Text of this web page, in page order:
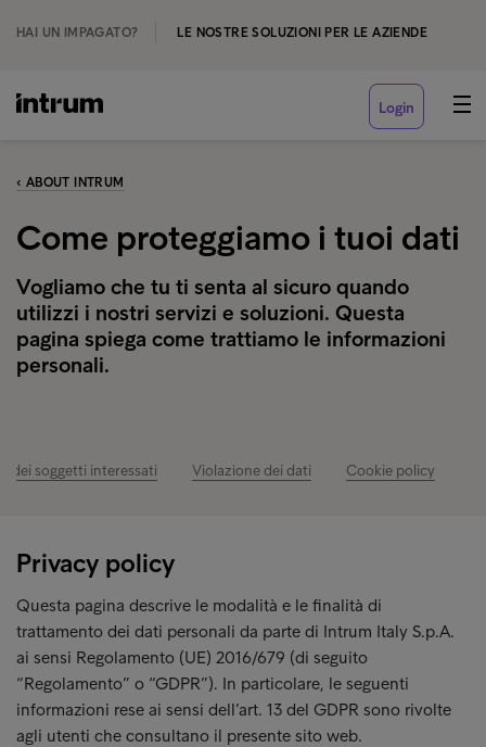
HAI UN IMPAGATO? LE NOSTRE SOLUZIONI PER LE AZIENDE
Login
‹ ABOUT INTRUM
Come proteggiamo i tuoi dati
Vogliamo che tu ti senta al sicuro quando
utilizzi i nostri servizi e soluzioni. Questa
pagina spiega come trattiamo le informazioni
personali.
dei soggetti interessati Violazione dei dati Cookie policy
Privacy policy
Questa pagina descrive le modalità e le finalità di
trattamento dei dati personali da parte di Intrum Italy S.p.A.
ai sensi Regolamento (UE) 2016/679 (di seguito
“Regolamento” o “GDPR”). In particolare, le seguenti
informazioni rese ai sensi dell’art. 13 del GDPR sono rivolte
agli utenti che consultano il presente sito web.